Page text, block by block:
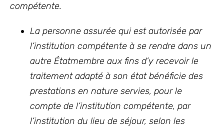
compétente.
La personne assurée qui est autorisée par
l’institution compétente à se rendre dans un
autre Étatmembre aux fins d’y recevoir le
traitement adapté à son état bénéficie des
prestations en nature servies, pour le
compte de l’institution compétente, par
l’institution du lieu de séjour, selon les